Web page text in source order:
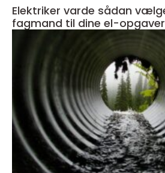
Elektriker varde sådan vælger du den rette
fagmand til dine el-opgaver